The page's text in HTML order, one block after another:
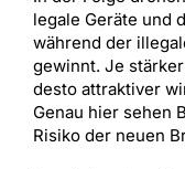
legale Geräte und
während der
gewinnt. Je
desto attraktiver
Genau hier sehen
Risiko der neuen